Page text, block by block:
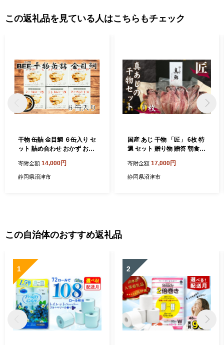
この返礼品を見ている人はこちらもチェック
干物 缶詰 金目鯛 ６缶入り セ
ット 詰め合わせ おかず おつ
蓄 缶詰 個包装 ひもの 静岡
沼津 国産 美味しい ランキン
寄附金額 14,000円
静岡県沼津市
国産 あじ 干物 「匠」 6枚 特
選 セット 贈り物 贈答 朝食
味しい 静岡 沼津
寄附金額 17,000円
静岡県沼津市
この自治体のおすすめ返礼品
1 2